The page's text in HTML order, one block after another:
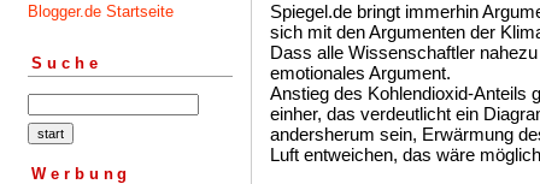
Blogger.de Startseite
Suche
Werbung
Spiegel.de bringt immerhin
sich mit den Argumenten der
Dass alle Wissenschaftler
emotionales Argument.
Anstieg des Kohlendioxid-Anteils
einher, das verdeutlicht ein
andersherum sein, Erwärmung
Luft entweichen, das wäre